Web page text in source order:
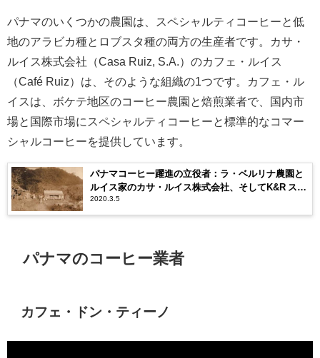
パナマのいくつかの農園は、スペシャルティコーヒーと低
地のアラビカ種とロブスタ種の両方の生産者です。カサ・
ルイス株式会社（Casa Ruiz, S.A.）のカフェ・ルイス
（Café Ruiz）は、そのような組織の1つです。カフェ・ル
イスは、ボケテ地区のコーヒー農園と焙煎業者で、国内市
場と国際市場にスペシャルティコーヒーと標準的なコマー
シャルコーヒーを提供しています。
パナマコーヒー躍進の立役者：ラ・ベルリナ農園と
ルイス家のカサ・ルイス株式会社、そしてK&R スペ
シャルティコーヒー
2020.3.5
パナマのコーヒー業者
カフェ・ドン・ティーノ